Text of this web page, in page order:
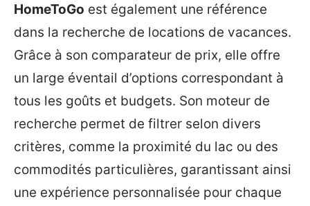
HomeToGo est également une référence
dans la recherche de locations de vacances.
Grâce à son comparateur de prix, elle offre
un large éventail d’options correspondant à
tous les goûts et budgets. Son moteur de
recherche permet de filtrer selon divers
critères, comme la proximité du lac ou des
commodités particulières, garantissant ainsi
une expérience personnalisée pour chaque